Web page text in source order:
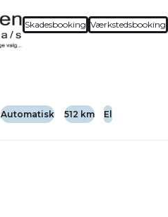
Skadesbooking Værkstedsbooking
Automatisk 512 km El